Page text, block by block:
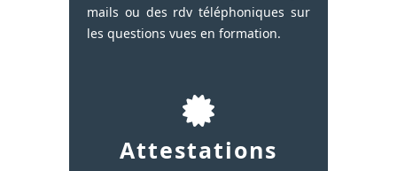
mails ou des rdv téléphoniques sur
les questions vues en formation.
Attestations